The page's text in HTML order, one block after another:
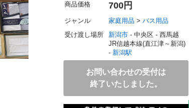
商品価格 700円
ジャンル 家庭用品 > バス用品
受け渡し場所
新潟市 - 中央区 - 西馬越
JR信越本線(直江津～新潟)
- 新潟駅
お問い合わせの受付は
終了いたしました。